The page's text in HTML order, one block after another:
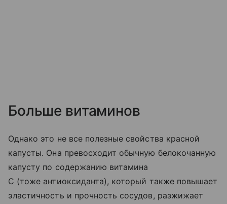
Больше витаминов
Однако это не все полезные свойства красной
капусты. Она превосходит обычную белокочанную
капусту по содержанию витамина
С (тоже антиоксиданта), который также повышает
эластичность и прочность сосудов, разжижает